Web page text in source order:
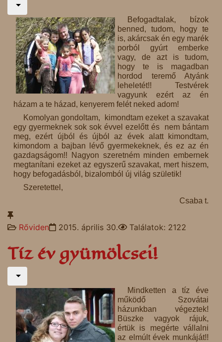
Befogadtalak, bízok
benned, tudom, hogy te
is, akárcsak én egy marék
porból gyúrt emberke
vagy, de azt is tudom,
hogy te is magadban
hordod teremő Atyánk
leheletét!! Testvérek
vagyunk ezért az én
házam a te házad, kenyerem felét neked adom!
Komolyan gondoltam, kimondtam ezeket a szavakat
egy gyermeknek sok sok évvel ezelőtt és nem bántam
meg, ezért újból és újból az évek alatt kimondtam,
kimondom a bajban lévő gyermekeknek, és ez az én
gazdagságom!! Nagyon szeretném minden embernek
megtanítani ezeket az egyszerű szavakat, mert hiszem,
hogy befogadásból, bizalomból új világ születik!
Szeretettel,
Csaba t.
Rőviden 2015. április 30. Találatok: 2122
Tíz év gyümölcsei!
Mindketten a tíz éve
működő Szovátai
házunkban végeztek!
Büszke vagyok rájuk,
értük is megérte vállalni
az elmúlt évek munkáját!!